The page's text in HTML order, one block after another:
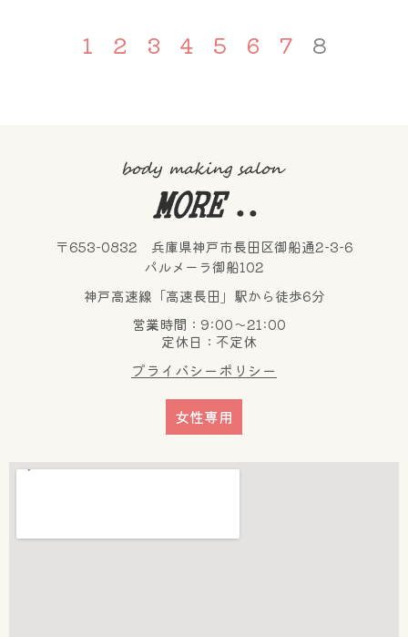
1 2 3 4 5 6 7 8
〒653-0832 兵庫県神戸市長田区御船通2-3-6
パルメーラ御船102
神戸高速線「高速長田」駅から徒歩6分
営業時間：9:00～21:00
定休日：不定休
プライバシーポリシー
女性専用